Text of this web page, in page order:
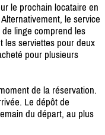
le prochain locataire en
le service
linge comprend les
les serviettes pour deux
pour plusieurs
de la réservation.
Le dépôt de
du départ, au plus